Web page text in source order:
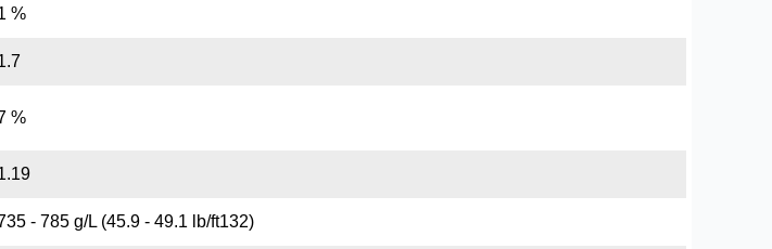
%
%
- 785 g/L (45.9 - 49.1 lb/ft132)